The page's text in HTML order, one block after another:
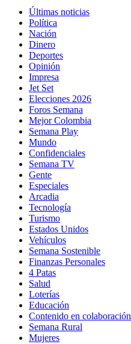
Últimas noticias
Política
Nación
Dinero
Deportes
Opinión
Impresa
Jet Set
Elecciones 2026
Foros Semana
Mejor Colombia
Semana Play
Mundo
Confidenciales
Semana TV
Gente
Especiales
Arcadia
Tecnología
Turismo
Estados Unidos
Vehículos
Semana Sostenible
Finanzas Personales
4 Patas
Salud
Loterías
Educación
Contenido en colaboración
Semana Rural
Mujeres